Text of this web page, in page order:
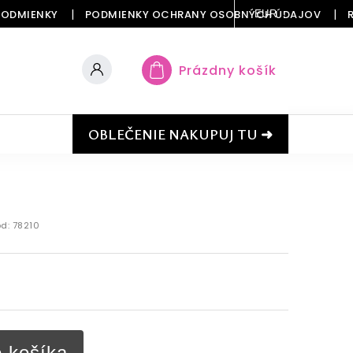
PODMIENKY OCHRANY OSOBNÝCH ÚDAJOV
EUR
Prázdny košík
OBLEČENIE NAKUPUJ TU ➜
78210